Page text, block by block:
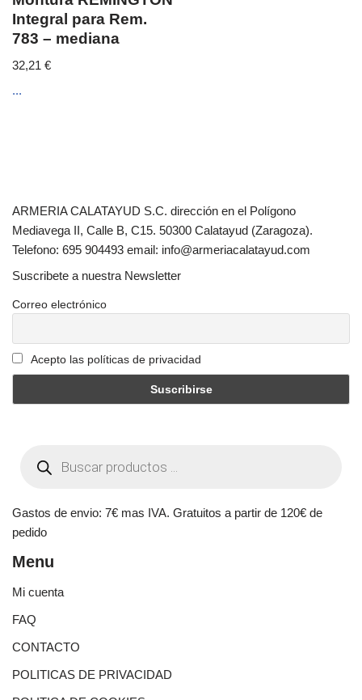
Integral para Rem.
783 – mediana
32,21 €
...
ARMERIA CALATAYUD S.C. dirección en el Polígono
Mediavega II, Calle B, C15. 50300 Calatayud (Zaragoza).
Telefono: 695 904493 email: info@armeriacalatayud.com
Suscribete a nuestra Newsletter
Correo electrónico
Acepto las políticas de privacidad
Gastos de envio: 7€ mas IVA. Gratuitos a partir de 120€ de
pedido
Menu
Mi cuenta
FAQ
CONTACTO
POLITICAS DE PRIVACIDAD